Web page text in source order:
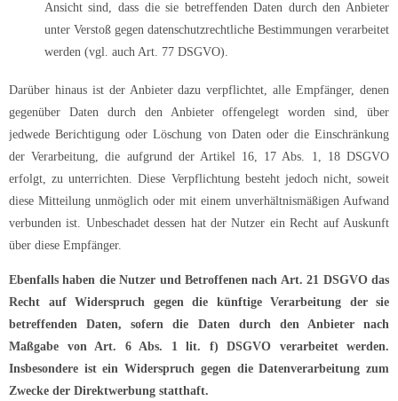
Ansicht sind, dass die sie betreffenden Daten durch den Anbieter
unter Verstoß gegen datenschutzrechtliche Bestimmungen verarbeitet
werden (vgl. auch Art. 77 DSGVO).
Darüber hinaus ist der Anbieter dazu verpflichtet, alle Empfänger, denen
gegenüber Daten durch den Anbieter offengelegt worden sind, über
jedwede Berichtigung oder Löschung von Daten oder die Einschränkung
der Verarbeitung, die aufgrund der Artikel 16, 17 Abs. 1, 18 DSGVO
erfolgt, zu unterrichten. Diese Verpflichtung besteht jedoch nicht, soweit
diese Mitteilung unmöglich oder mit einem unverhältnismäßigen Aufwand
verbunden ist. Unbeschadet dessen hat der Nutzer ein Recht auf Auskunft
über diese Empfänger.
Ebenfalls haben die Nutzer und Betroffenen nach Art. 21 DSGVO das
Recht auf Widerspruch gegen die künftige Verarbeitung der sie
betreffenden Daten, sofern die Daten durch den Anbieter nach
Maßgabe von Art. 6 Abs. 1 lit. f) DSGVO verarbeitet werden.
Insbesondere ist ein Widerspruch gegen die Datenverarbeitung zum
Zwecke der Direktwerbung statthaft.